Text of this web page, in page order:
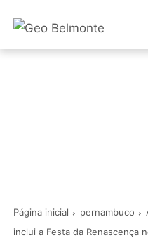
Página inicial pernambuco
inclui a Festa da Renascença